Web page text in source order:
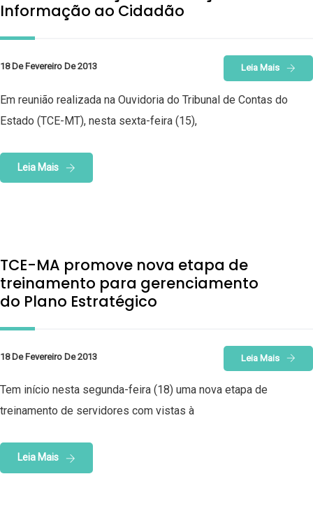
Informação ao Cidadão
18 De Fevereiro De 2013 Leia Mais
Em reunião realizada na Ouvidoria do Tribunal de Contas do
Estado (TCE-MT), nesta sexta-feira (15),
Leia Mais
TCE-MA promove nova etapa de
treinamento para gerenciamento
do Plano Estratégico
18 De Fevereiro De 2013 Leia Mais
Tem início nesta segunda-feira (18) uma nova etapa de
treinamento de servidores com vistas à
Leia Mais